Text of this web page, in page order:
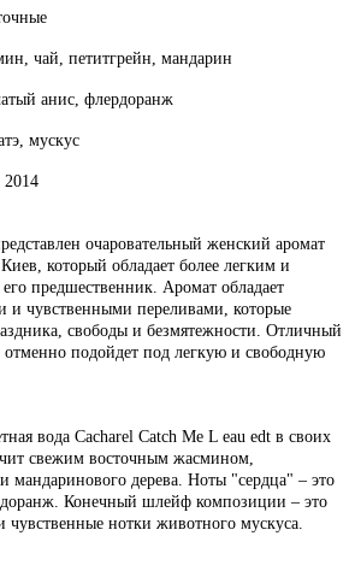
чай, петитгрейн, мандарин
анис, флердоранж
мускус
2014
очаровательный женский аромат
который обладает более легким и
предшественник. Аромат обладает
и чувственными переливами, которые
свободы и безмятежности. Отличный
отменно подойдет под легкую и свободную
вода Cacharel Catch Me L eau edt в своих
свежим восточным жасмином,
мандаринового дерева. Ноты "сердца" – это
Конечный шлейф композиции – это
чувственные нотки животного мускуса.